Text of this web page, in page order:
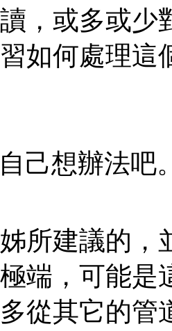
，或多或少
如何處理這
己想辦法吧
所建議的，
端，可能是
從其它的管